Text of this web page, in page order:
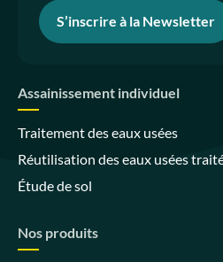
S’inscrire à la Newsletter
Assainissement individuel
Traitement des eaux usées
Réutilisation des eaux usées
Étude de sol
Nos produits